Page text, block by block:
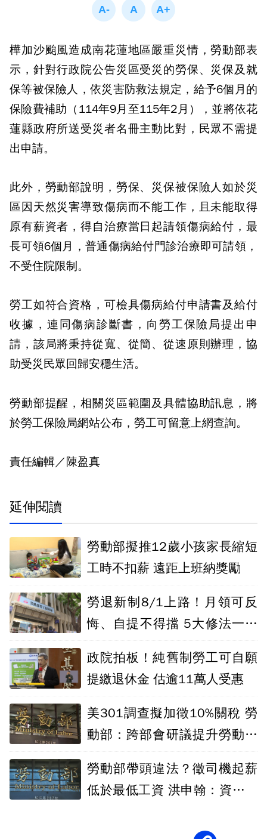
樺加沙颱風造成南花蓮地區嚴重災情，勞動部表
示，針對行政院公告災區受災的勞保、災保及就
保等被保險人，依災害防救法規定，給予6個月的
保險費補助（114年9月至115年2月），並將依花
蓮縣政府所送受災者名冊主動比對，民眾不需提
出申請。
此外，勞動部說明，勞保、災保被保險人如於災
區因天然災害導致傷病而不能工作，且未能取得
原有薪資者，得自治療當日起請領傷病給付，最
長可領6個月，普通傷病給付門診治療即可請領，
不受住院限制。
勞工如符合資格，可檢具傷病給付申請書及給付
收據，連同傷病診斷書，向勞工保險局提出申
請，該局將秉持從寬、從簡、從速原則辦理，協
助受災民眾回歸安穩生活。
勞動部提醒，相關災區範圍及具體協助訊息，將
於勞工保險局網站公布，勞工可留意上網查詢。
責任編輯／陳盈真
延伸閱讀
勞動部擬推12歲小孩家長縮短
工時不扣薪 遠距上班納獎勵
勞退新制8/1上路！月領可反
悔、自提不得擋 5大修法一次
政院拍板！純舊制勞工可自願
提繳退休金 估逾11萬人受惠
美301調查擬加徵10%關稅 勞
動部：跨部會研議提升勞動人
勞動部帶頭違法？徵司機起薪
低於最低工資 洪申翰：資訊誤